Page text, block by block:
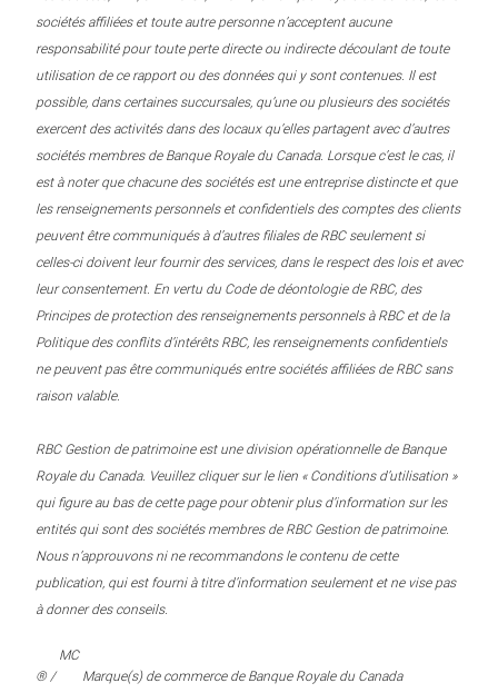
sociétés affiliées et toute autre personne n’acceptent aucune
responsabilité pour toute perte directe ou indirecte découlant de toute
utilisation de ce rapport ou des données qui y sont contenues. Il est
possible, dans certaines succursales, qu’une ou plusieurs des sociétés
exercent des activités dans des locaux qu’elles partagent avec d’autres
sociétés membres de Banque Royale du Canada. Lorsque c’est le cas, il
est à noter que chacune des sociétés est une entreprise distincte et que
les renseignements personnels et confidentiels des comptes des clients
peuvent être communiqués à d’autres filiales de RBC seulement si
celles-ci doivent leur fournir des services, dans le respect des lois et avec
leur consentement. En vertu du Code de déontologie de RBC, des
Principes de protection des renseignements personnels à RBC et de la
Politique des conflits d’intérêts RBC, les renseignements confidentiels
ne peuvent pas être communiqués entre sociétés affiliées de RBC sans
raison valable.
RBC Gestion de patrimoine est une division opérationnelle de Banque
Royale du Canada. Veuillez cliquer sur le lien « Conditions d’utilisation »
qui figure au bas de cette page pour obtenir plus d’information sur les
entités qui sont des sociétés membres de RBC Gestion de patrimoine.
Nous n’approuvons ni ne recommandons le contenu de cette
publication, qui est fourni à titre d’information seulement et ne vise pas
à donner des conseils.
® /
MC
Marque(s) de commerce de Banque Royale du Canada